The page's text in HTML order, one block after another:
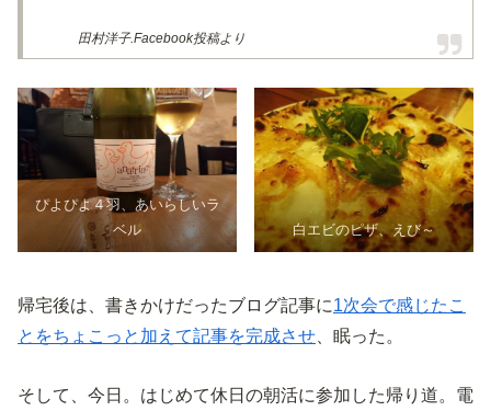
田村洋子.Facebook投稿より
ぴよぴよ４羽、あいらしいラ
ベル
白エビのピザ、えび～
帰宅後は、書きかけだったブログ記事に1次会で感じたこ
とをちょこっと加えて記事を完成させ 、眠った。
そして、今日。はじめて休日の朝活に参加した帰り道。電